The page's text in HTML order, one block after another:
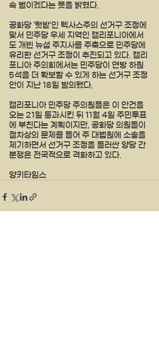
속 벌이겠다는 뜻을 밝혔다.
공화당 '텃밭'인 텍사스주의 선거구 조정에
맞서 민주당 우세 지역인 캘리포니아에서
도 개빈 뉴섬 주지사를 주축으로 민주당에
유리한 선거구 조정이 추진되고 있다. 캘리
포니아 주의회에서는 민주당이 연방 하원
5석을 더 확보할 수 있게 하는 선거구 조정
안이 지난 18일 발의됐다.
캘리포니아 민주당 주의원들은 이 안건을
오는 21일 통과시킨 뒤 11월 4일 주민투표
에 부친다는 계획이지만, 공화당 의원들이
절차상의 문제를 들어 주 대법원에 소송을
제기하면서 선거구 조정을 둘러싼 양당 간
분쟁은 전국적으로 격화하고 있다.
양키타임스